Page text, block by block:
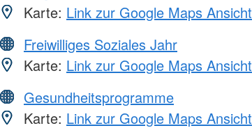
Karte: Link zur Google Maps Ansicht
Freiwilliges Soziales Jahr
Karte: Link zur Google Maps Ansicht
Gesundheitsprogramme
Karte: Link zur Google Maps Ansicht